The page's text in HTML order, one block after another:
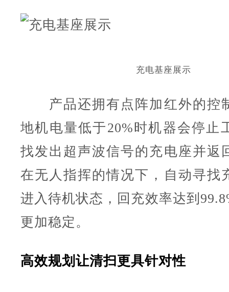
充电基座展示
产品还拥有点阵加红外的控
地机电量低于20%时机器会停止
找发出超声波信号的充电座并返
在无人指挥的情况下，自动寻找
进入待机状态，回充效率达到
更加稳定。
高效规划让清扫更具针对性